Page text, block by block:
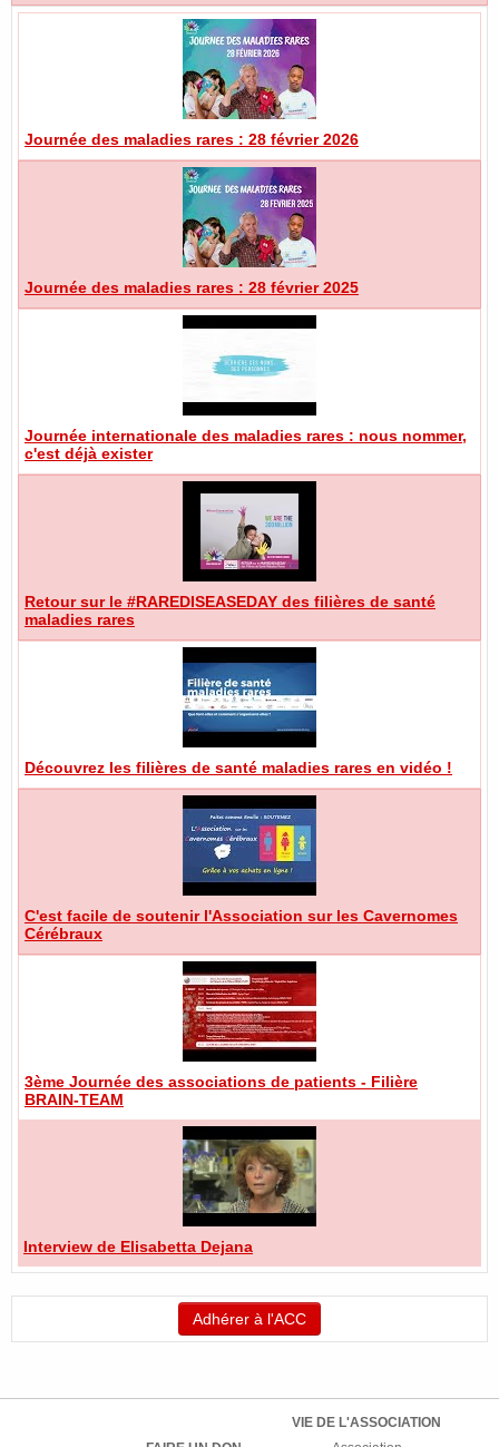
Journée des maladies rares : 28 février 2026
Journée des maladies rares : 28 février 2025
Journée internationale des maladies rares : nous nommer,
c'est déjà exister
Retour sur le #RAREDISEASEDAY des filières de santé
maladies rares
Découvrez les filières de santé maladies rares en vidéo !
C'est facile de soutenir l'Association sur les Cavernomes
Cérébraux
3ème Journée des associations de patients - Filière
BRAIN-TEAM
Interview de Elisabetta Dejana
Adhérer à l'ACC
VIE DE L'ASSOCIATION